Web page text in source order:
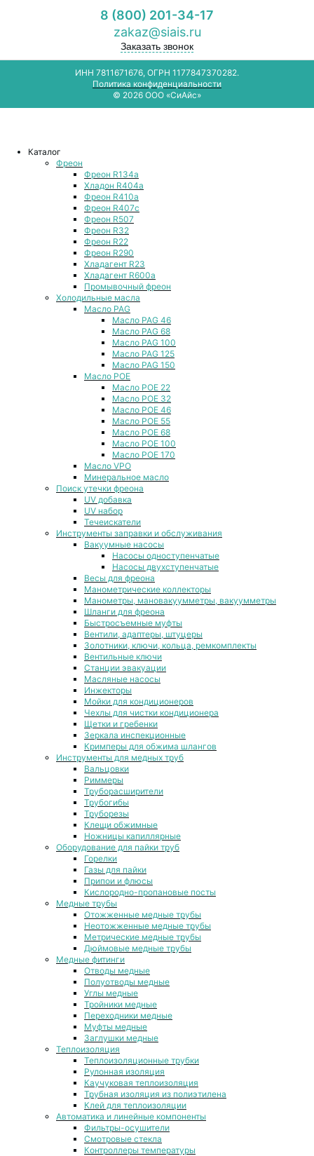
8 (800) 201-34-17
zakaz@siais.ru
Заказать звонок
ИНН 7811671676, ОГРН 1177847370282.
Политика конфиденциальности
© 2026 ООО «СиАйс»
Каталог
Фреон
Фреон R134a
Хладон R404a
Фреон R410a
Фреон R407с
Фреон R507
Фреон R32
Фреон R22
Фреон R290
Хладагент R23
Хладагент R600a
Промывочный фреон
Холодильные масла
Масло PAG
Масло PAG 46
Масло PAG 68
Масло PAG 100
Масло PAG 125
Масло PAG 150
Масло POE
Масло POE 22
Масло POE 32
Масло POE 46
Масло POE 55
Масло POE 68
Масло POE 100
Масло POE 170
Масло VPO
Минеральное масло
Поиск утечки фреона
UV добавка
UV набор
Течеискатели
Инструменты заправки и обслуживания
Вакуумные насосы
Насосы одноступенчатые
Насосы двухступенчатые
Весы для фреона
Манометрические коллекторы
Манометры, мановакуумметры, вакуумметры
Шланги для фреона
Быстросъемные муфты
Вентили, адаптеры, штуцеры
Золотники, ключи, кольца, ремкомплекты
Вентильные ключи
Станции эвакуации
Масляные насосы
Инжекторы
Мойки для кондиционеров
Чехлы для чистки кондиционера
Щетки и гребенки
Зеркала инспекционные
Кримперы для обжима шлангов
Инструменты для медных труб
Вальцовки
Риммеры
Труборасширители
Трубогибы
Труборезы
Клещи обжимные
Ножницы капиллярные
Оборудование для пайки труб
Горелки
Газы для пайки
Припои и флюсы
Кислородно-пропановые посты
Медные трубы
Отожженные медные трубы
Неотожженные медные трубы
Метрические медные трубы
Дюймовые медные трубы
Медные фитинги
Отводы медные
Полуотводы медные
Углы медные
Тройники медные
Переходники медные
Муфты медные
Заглушки медные
Теплоизоляция
Теплоизоляционные трубки
Рулонная изоляция
Каучуковая теплоизоляция
Трубная изоляция из полиэтилена
Клей для теплоизоляции
Автоматика и линейные компоненты
Фильтры-осушители
Смотровые стекла
Контроллеры температуры